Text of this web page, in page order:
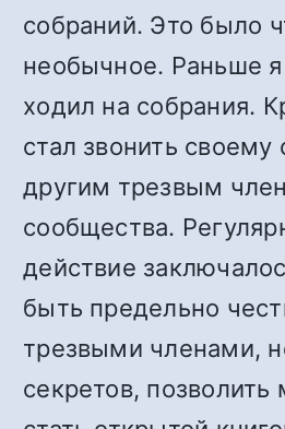
собраний. Это было
необычное. Раньше я
ходил на собрания.
стал звонить своему
другим трезвым
сообщества.
действие
быть предельно
трезвыми членами,
секретов,